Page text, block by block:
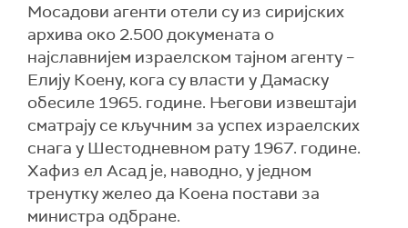
Мосадови агенти отели су из сиријских
архива око 2.500 докумената о
најславнијем израелском тајном агенту –
Елију Коену, кога су власти у Дамаску
обесиле 1965. године. Његови извештаји
сматрају се кључним за успех израелских
снага у Шестодневном рату 1967. године.
Хафиз ел Асад је, наводно, у једном
тренутку желео да Коена постави за
министра одбране.